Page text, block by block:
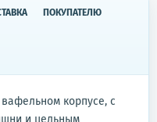
ПОКУПАТЕЛЮ
корпусе, с
и цельным